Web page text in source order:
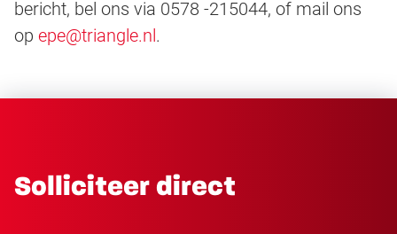
bericht, bel ons via 0578 -215044, of mail ons
op epe@triangle.nl.
Solliciteer direct